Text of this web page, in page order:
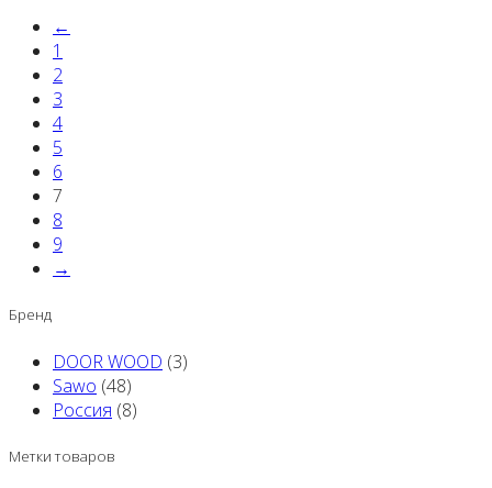
←
1
2
3
4
5
6
7
8
9
→
Бренд
DOOR WOOD (3)
Sawo (48)
Россия (8)
Метки товаров